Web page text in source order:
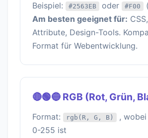
Beispiel:
#2563EB oder #F00
Am besten geeignet für:
Attribute, Design-Tools.
Format für Webentwicklung.
🔴🟢🔵 RGB (Rot, Grün,
Format: rgb(R, G, B)
,
0-255 ist